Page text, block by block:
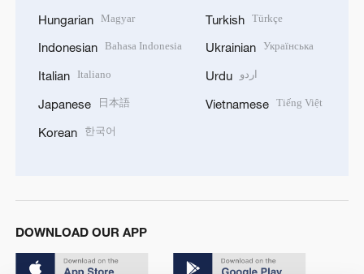
Hungarian Magyar
Indonesian Bahasa Indonesia
Italian Italiano
Japanese 日本語
Korean 한국어
Turkish Türkçe
Ukrainian Українська
Urdu اردو
Vietnamese Tiếng Việt
DOWNLOAD OUR APP